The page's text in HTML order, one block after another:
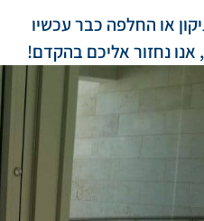
או החלפה כבר עכשיו
אנו נחזור אליכם בהקדם!